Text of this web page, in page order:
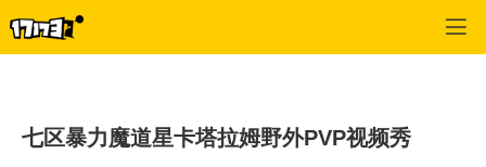
七区暴力魔道星卡塔拉姆野外PVP视频秀